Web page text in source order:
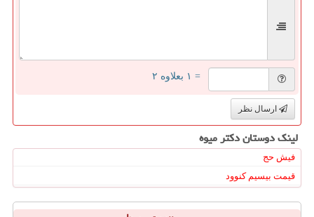
= ۱ بعلاوه ۲
ارسال نظر
لینک دوستان دكتر میوه
فیش حج
قیمت بیسیم کنوود